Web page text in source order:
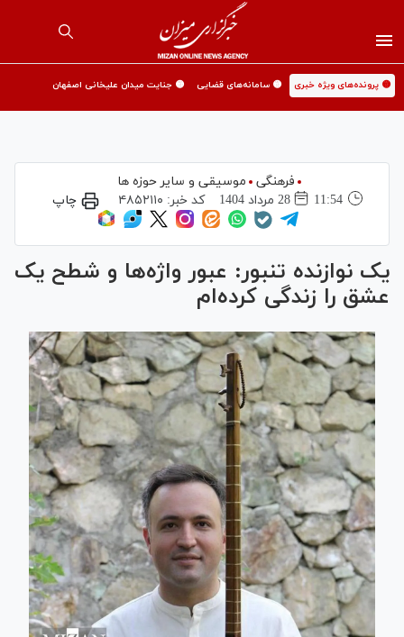
🟡 پرونده‌های ویژه خبری 🟡 سامانه‌های قضایی 🟡 جنایت میدان علیخانی اصفهان
فرهنگی
موسیقی و سایر حوزه ها
11:54
28 مرداد 1404 کد خبر: ۴۸۵۲۱۱۰ چاپ
یک نوازنده تنبور: عبور واژه‌ها و شطح یک
عشق را زندگی کرده‌ام